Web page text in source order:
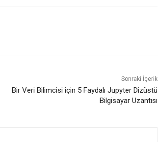
Sonraki İçerik
Bir Veri Bilimcisi için 5 Faydalı Jupyter Dizüstü
Bilgisayar Uzantısı